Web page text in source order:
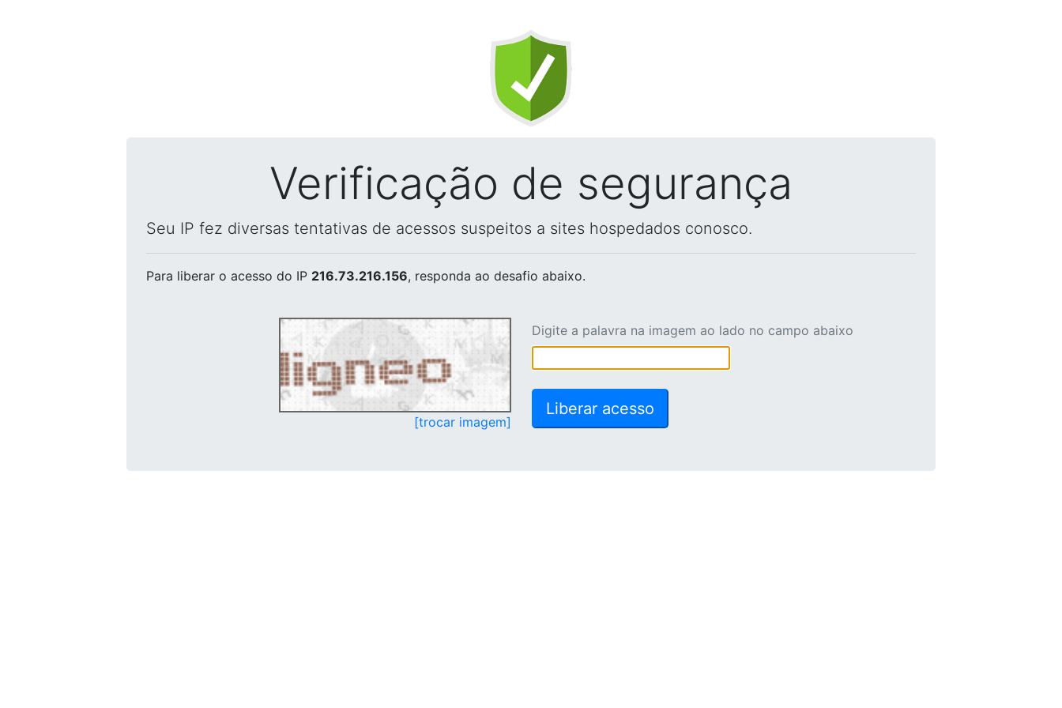
Verificação de segurança
Seu IP fez diversas tentativas de acessos suspeitos a sites hospedados conosco.
Para liberar o acesso do IP 216.73.216.156, responda ao desafio abaixo.
[trocar imagem]
Digite a palavra na imagem ao lado no campo abaixo